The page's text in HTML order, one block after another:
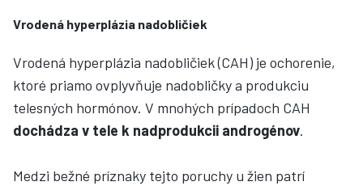
Vrodená hyperplázia nadobličiek
Vrodená hyperplázia nadobličiek (CAH) je ochorenie,
ktoré priamo ovplyvňuje nadobličky a produkciu
telesných hormónov. V mnohých prípadoch CAH
dochádza v tele k nadprodukcii androgénov.
Medzi bežné príznaky tejto poruchy u žien patrí